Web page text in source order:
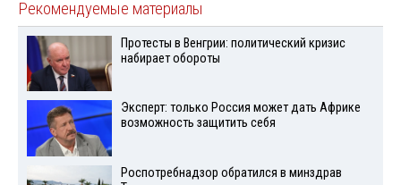
Рекомендуемые материалы
Протесты в Венгрии: политический кризис
набирает обороты
Эксперт: только Россия может дать Африке
возможность защитить себя
Роспотребнадзор обратился в минздрав